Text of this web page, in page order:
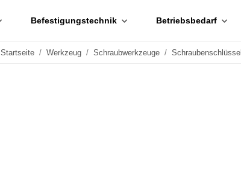
Befestigungstechnik Betriebsbedarf
Startseite Werkzeug Schraubwerkzeuge Schraubenschlüssel